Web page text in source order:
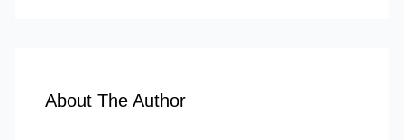
About The Author